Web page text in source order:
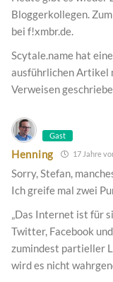
Bloggerkollegen.
bei f!xmbr.de.
Scytale.name hat
ausführlichen Artikel
Verweisen
Gast
Henning 17 Jahre
Sorry, Stefan,
Ich greife mal zwei
„Das Internet ist für
Twitter, Facebook
zumindest partieller
wird es nicht